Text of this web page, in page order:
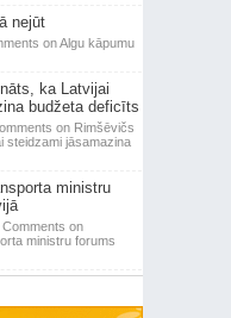
nejūt
on Algu kāpumu
ka Latvijai
budžeta deficīts
on Rimšēvičs
steidzami jāsamazina
ministru
Comments on
ministru forums